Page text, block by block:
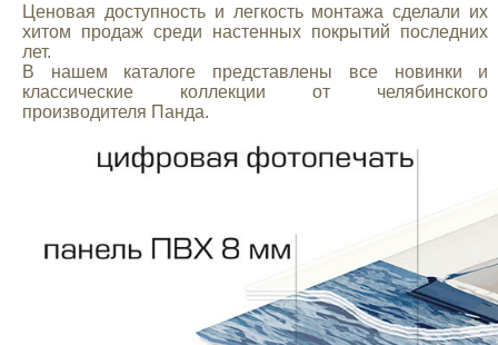
Ценовая доступность и легкость монтажа сделали их
хитом продаж среди настенных покрытий последних
лет.
В нашем каталоге представлены все новинки и
классические коллекции от челябинского
производителя Панда.